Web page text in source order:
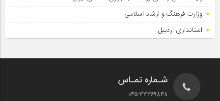
وزارت فرهنگ و ارشاد اسلامی
استانداری اردبیل
شـماره تمـاس
045-33369838